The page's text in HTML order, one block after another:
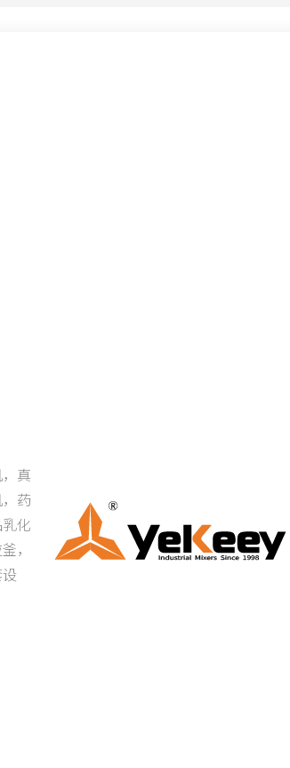
真
药
化
，